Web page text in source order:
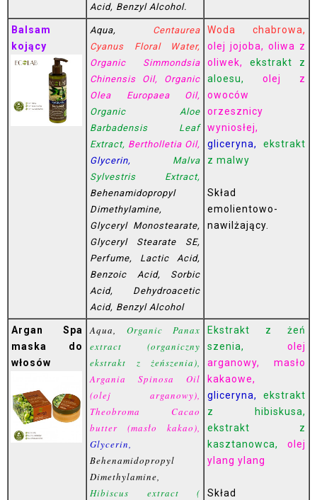
Acid, Benzyl Alcohol.
Balsam
kojący
Aqua, Centaurea
Сyanus Floral Water,
Organic Simmondsia
Chinensis Oil, Organic
Olea Europaea Oil,
Organic Aloe
Barbadensis Leaf
Extract, Bertholletia Oil,
Glycerin,
Malva
Sylvestris Extract,
Behenamidopropyl
Dimethylamine,
Glyceryl Monostearate,
Glyceryl Stearate SE,
Perfume, Lactic Acid,
Benzoic Acid, Sorbic
Acid, Dehydroacetic
Acid, Benzyl Alcohol
Woda chabrowa,
olej jojoba, oliwa z
oliwek, ekstrakt z
aloesu,
olej z
owoców
orzesznicy
wyniosłej,
gliceryna,
ekstrakt
z malwy
Skład
emolientowo-
nawilżający.
Argan Spa
maska do
włosów
Aqua, Organic Panax
extract (organiczny
ekstrakt z żeńszenia),
Argania Spinosa Oil
(olej arganowy),
Theobroma Cacao
butter (masło kakao),
Glycerin,
Behenamidopropyl
Dimethylamine,
Hibiscus extract (
Ekstrakt z żeń
szenia,
olej
arganowy, masło
kakaowe,
gliceryna, ekstrakt
z hibiskusa,
ekstrakt z
kasztanowca,
olej
ylang ylang
Skład